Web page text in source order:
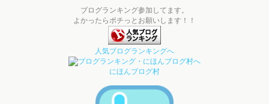
ブログランキング参加してます。
よかったらポチっとお願いします！！
人気ブログランキングへ
にほんブログ村